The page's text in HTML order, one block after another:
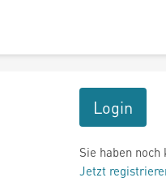
Login
Sie haben
Jetzt